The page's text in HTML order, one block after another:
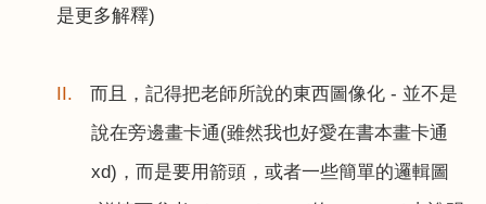
是更多解釋)
II. 而且，記得把老師所說的東西圖像化 - 並不是
說在旁邊畫卡通(雖然我也好愛在書本畫卡通
xd) ，而是要用箭頭，或者一些簡單的邏輯圖